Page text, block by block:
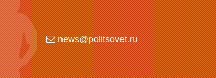
news@politsovet.ru